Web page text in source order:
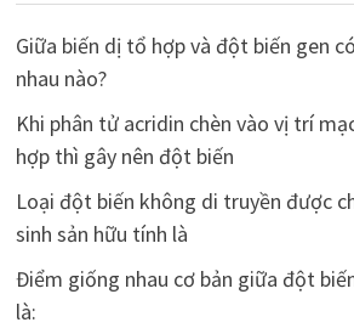
Giữa biến dị tổ hợp và đột biến gen
nhau nào?
Khi phân tử acridin chèn vào vị trí
hợp thì gây nên đột biến
Loại đột biến không di truyền được
sinh sản hữu tính là
Điểm giống nhau cơ bản giữa đột
là: